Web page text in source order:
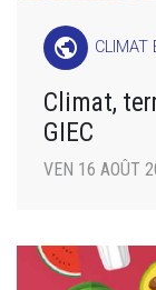
public CLIMAT
Climat,
GIEC
VEN 16 AOÛT